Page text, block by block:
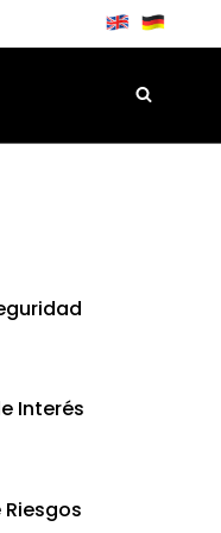
Interés